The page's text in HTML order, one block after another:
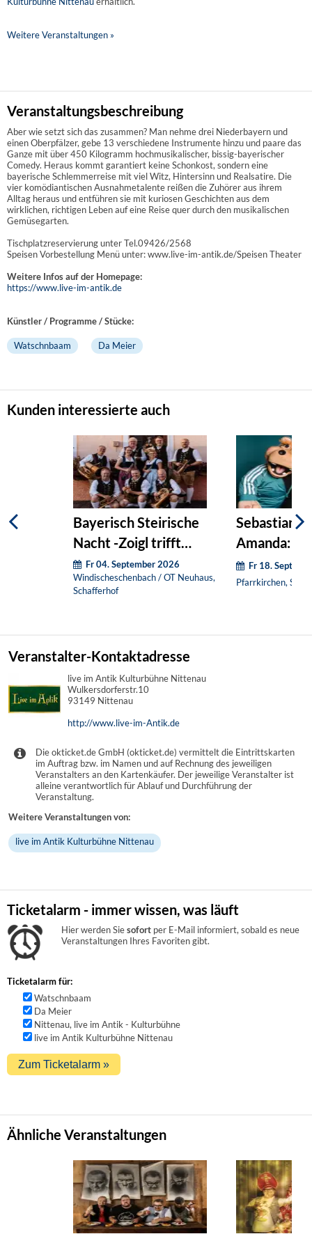
Weitere Veranstaltungen »
Veranstaltungsbeschreibung
Aber wie setzt sich das zusammen? Man nehme drei Niederbayern und
einen Oberpfälzer, gebe 13 verschiedene Instrumente hinzu und paare das
Ganze mit über 450 Kilogramm hochmusikalischer, bissig-bayerischer
Comedy. Heraus kommt garantiert keine Schonkost, sondern eine
bayerische Schlemmerreise mit viel Witz, Hintersinn und Realsatire. Die
vier komödiantischen Ausnahmetalente reißen die Zuhörer aus ihrem
Alltag heraus und entführen sie mit kuriosen Geschichten aus dem
wirklichen, richtigen Leben auf eine Reise quer durch den musikalischen
Gemüsegarten.
Tischplatzreservierung unter Tel.09426/2568
Speisen Vorbestellung Menü unter: www.live-im-antik.de/Speisen Theater
Weitere Infos auf der Homepage:
https://www.live-im-antik.de
Künstler / Programme / Stücke:
Watschnbaam Da Meier
Kunden interessierte auch
Bayerisch Steirische
Nacht -Zoigl trifft
Schilcher
Fr 04. September 2026
Windischeschenbach / OT Neuhaus,
Schafferhof
Sebastian
Amanda:
Fr 18.
Pfarrkirchen,
Veranstalter-Kontaktadresse
live im Antik Kulturbühne Nittenau
Wulkersdorferstr.10
93149 Nittenau
http://www.live-im-Antik.de
Die okticket.de GmbH (okticket.de) vermittelt die Eintrittskarten
im Auftrag bzw. im Namen und auf Rechnung des jeweiligen
Veranstalters an den Kartenkäufer. Der jeweilige Veranstalter ist
alleine verantwortlich für Ablauf und Durchführung der
Veranstaltung.
Weitere Veranstaltungen von:
live im Antik Kulturbühne Nittenau
Ticketalarm - immer wissen, was läuft
Hier werden Siesofort per E-Mail informiert, sobald es neue
Veranstaltungen Ihres Favoriten gibt.
Ticketalarm für:
Watschnbaam
Da Meier
Nittenau, live im Antik - Kulturbühne
live im Antik Kulturbühne Nittenau
Ähnliche Veranstaltungen